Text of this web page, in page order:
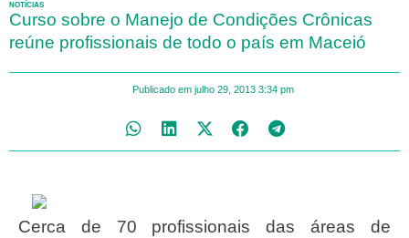
NOTÍCIAS
Curso sobre o Manejo de Condições Crônicas
reúne profissionais de todo o país em Maceió
Publicado em julho 29, 2013 3:34 pm
Cerca de 70 profissionais das áreas de